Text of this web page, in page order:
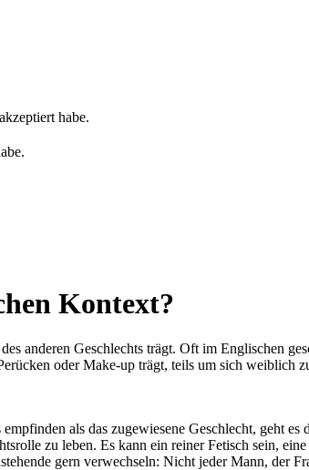
habe.
Kontext?
anderen Geschlechts trägt. Oft im Englischen
oder Make-up trägt, teils um sich
als das zugewiesene Geschlecht, geht
zu leben. Es kann ein reiner Fetisch sein,
gern verwechseln: Nicht jeder Mann, der